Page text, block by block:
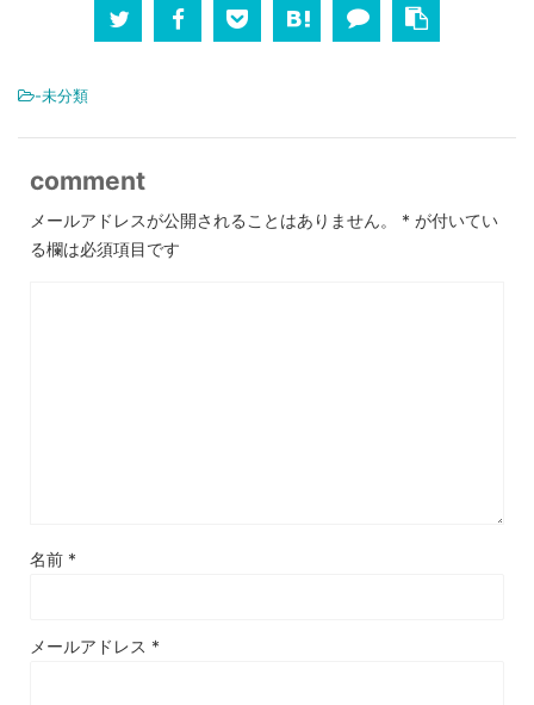
-未分類
comment
メールアドレスが公開されることはありません。 * が付いてい
る欄は必須項目です
名前 *
メールアドレス *